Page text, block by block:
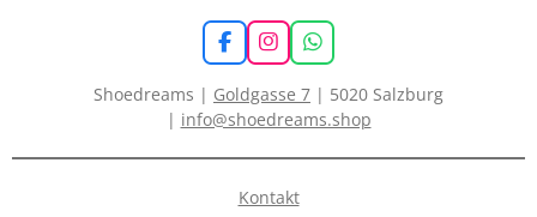
F
a
c
e
b
o
I
n
s
t
a
r
m
W
h
a
s
p
Shoedreams | Goldgasse 7 | 5020 Salzburg
| info@shoedreams.shop
Kontakt